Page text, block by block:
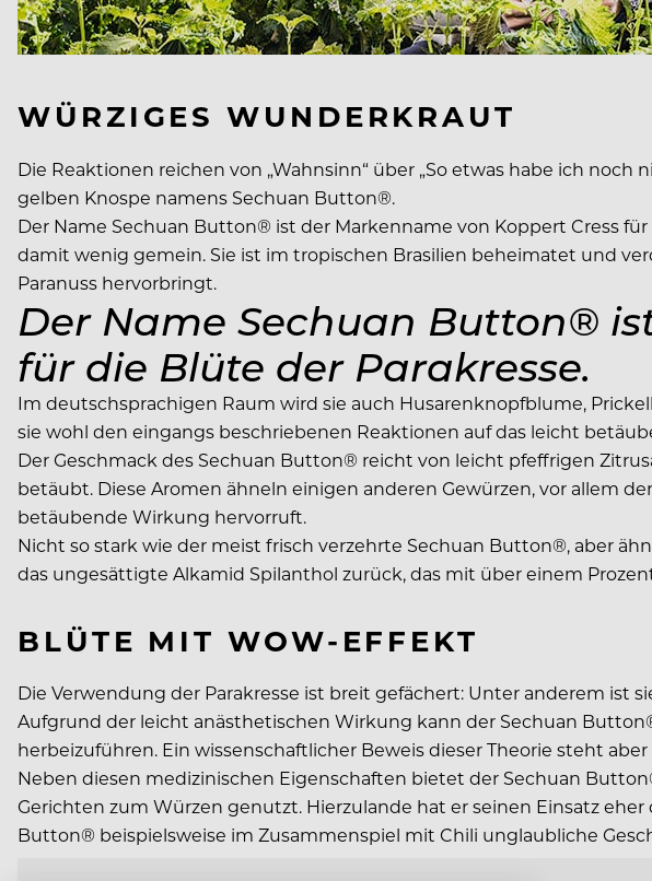
WÜRZIGES WUNDERKRAUT
Die Reaktionen reichen von „Wahnsinn“ über „So etwas habe ich
gelben Knospe namens Sechuan Button®.
Der Name Sechuan Button® ist der Markenname von Koppert Cress
damit wenig gemein. Sie ist im tropischen Brasilien beheimatet und
Paranuss hervorbringt.
Der Name Sechuan Button®
für die Blüte der Parakresse.
Im deutschsprachigen Raum wird sie auch Husarenknopfblume,
sie wohl den eingangs beschriebenen Reaktionen auf das leicht
Der Geschmack des Sechuan Button® reicht von leicht pfeffrigen
betäubt. Diese Aromen ähneln einigen anderen Gewürzen, vor allem
betäubende Wirkung hervorruft.
Nicht so stark wie der meist frisch verzehrte Sechuan Button®, aber
das ungesättigte Alkamid Spilanthol zurück, das mit über einem
BLÜTE MIT WOW-EFFEKT
Die Verwendung der Parakresse ist breit gefächert: Unter anderem ist
Aufgrund der leicht anästhetischen Wirkung kann der Sechuan
herbeizuführen. Ein wissenschaftlicher Beweis dieser Theorie steht aber
Neben diesen medizinischen Eigenschaften bietet der Sechuan
Gerichten zum Würzen genutzt. Hierzulande hat er seinen Einsatz
Button® beispielsweise im Zusammenspiel mit Chili unglaubliche